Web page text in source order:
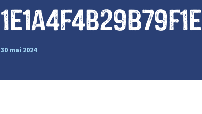
1e1a4f4b29b79f1e
30 mai 2024